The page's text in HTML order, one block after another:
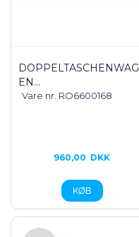
DOPPELTASCHENWAG
EN...
Vare nr. RO6600168
960,00 DKK